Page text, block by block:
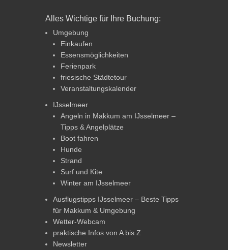
Alles Wichtige für Ihre Buchung:
Umgebung
Einkaufen
Essensmöglichkeiten
Ferienpark
friesische Städtetour
Veranstaltungskalender
IJsselmeer
Angeln in Makkum am IJsselmeer –
Tipps & Angelplätze
Boot fahren
Hunde
Strand
Surf und Kite
Winter am IJsselmeer
Ausflugstipps IJsselmeer – Beste Tipps
für Makkum & Umgebung
Wetter-Webcam
praktische Infos von A bis Z
Newsletter